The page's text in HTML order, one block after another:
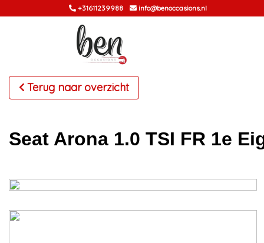
+31611239988 info@benoccasions.nl
Terug naar overzicht
Seat Arona 1.0 TSI FR 1e